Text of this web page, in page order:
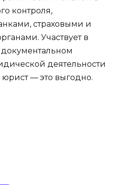
контроля,
страховыми и
Участвует в
деятельности
— это выгодно.